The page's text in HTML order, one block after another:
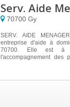
Serv. Aide
70700 Gy
SERV. AIDE
entreprise d'aide à
70700. Elle est à
l'accompagnement des